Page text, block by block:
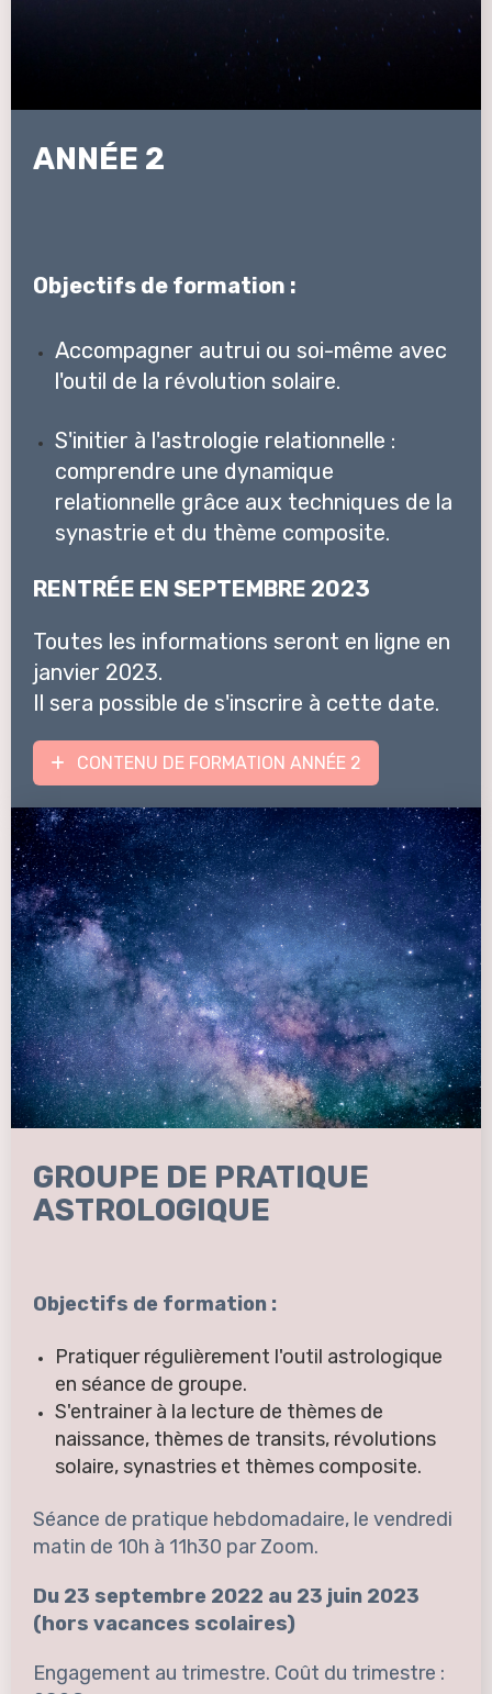
ANNÉE 2
Objectifs de formation :
Accompagner autrui ou soi-même avec
l'outil de la révolution solaire.
S'initier à l'astrologie relationnelle :
comprendre une dynamique
relationnelle grâce aux techniques de la
synastrie et du thème composite.
RENTRÉE EN SEPTEMBRE 2023
Toutes les informations seront en ligne en
janvier 2023.
Il sera possible de s'inscrire à cette date.
CONTENU DE FORMATION ANNÉE 2
GROUPE DE PRATIQUE
ASTROLOGIQUE
Objectifs de formation :
Pratiquer régulièrement l'outil astrologique
en séance de groupe.
S'entrainer à la lecture de thèmes de
naissance, thèmes de transits, révolutions
solaire, synastries et thèmes composite.
Séance de pratique hebdomadaire, le vendredi
matin de 10h à 11h30 par Zoom.
Du 23 septembre 2022 au 23 juin 2023
(hors vacances scolaires)
Engagement au trimestre. Coût du trimestre :